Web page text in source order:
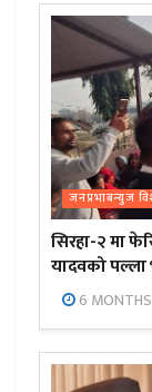
जनप्रभाबन्युज
सिरहा-२ मा
यादवको पल्ला
6